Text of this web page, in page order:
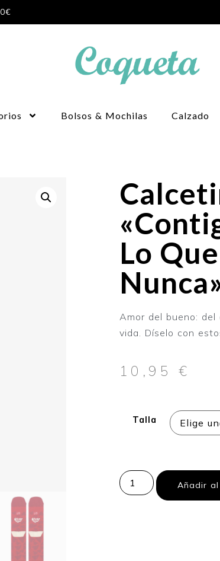
Bolsos & Mochilas Calzado
Lo
Amor del bueno:
vida. Díselo con
10,95€
Talla
Añadir